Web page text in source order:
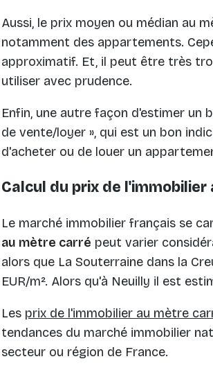
Aussi, le prix moyen ou médian au
notamment des appartements.
approximatif. Et, il peut être très
utiliser avec prudence.
Enfin, une autre façon d'estimer un
de vente/loyer », qui est un bon
d'acheter ou de louer un
Calcul du prix de
Le marché immobilier français se
au mètre carré peut varier
alors que La Souterraine dans la
EUR/m². Alors qu'à Neuilly il est
Les prix de l'immobilier au mètre
tendances du marché immobilier
secteur ou région de France.
matière de consentement pour les technologies de